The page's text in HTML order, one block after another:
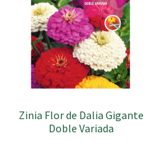
Zinia Flor de Dalia Gigante
Doble Variada